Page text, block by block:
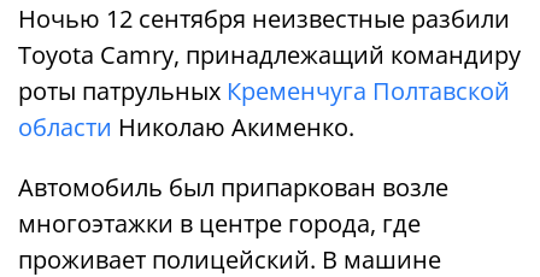
Ночью 12 сентября неизвестные разбили
Toyota Camry, принадлежащий командиру
роты патрульных Кременчуга Полтавской
области Николаю Акименко.
Автомобиль был припаркован возле
многоэтажки в центре города, где
проживает полицейский. В машине